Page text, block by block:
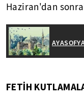
Haziran'dan
FETİH